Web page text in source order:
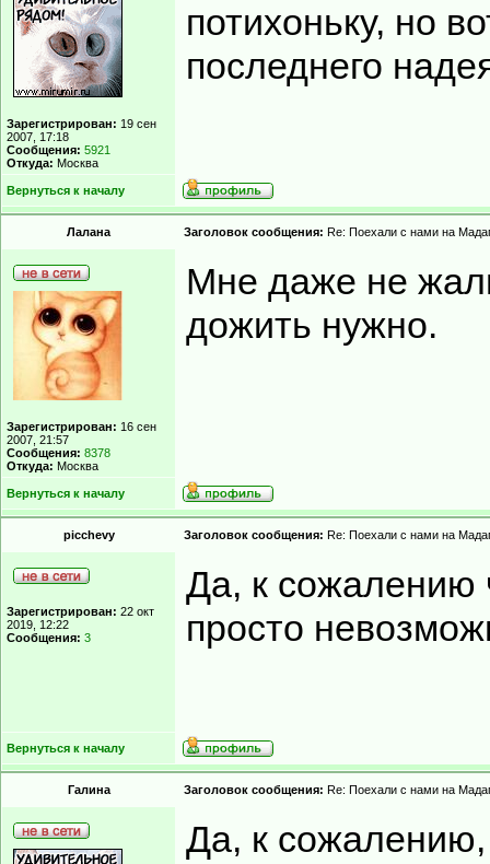
Зарегистрирован: 19 сен
2007, 17:18
Сообщения: 5921
Откуда: Москва
потихоньку, но
последнего
Вернуться к началу
Лалана Заголовок сообщения: Re: Поехали с нами на
Зарегистрирован: 16 сен
2007, 21:57
Сообщения: 8378
Откуда: Москва
Мне даже не
дожить нужно.
Вернуться к началу
picchevy Заголовок сообщения: Re: Поехали с нами на
Зарегистрирован: 22 окт
2019, 12:22
Сообщения: 3
Да, к сожалению
просто
Вернуться к началу
Гaлинa Заголовок сообщения: Re: Поехали с нами на
Да, к